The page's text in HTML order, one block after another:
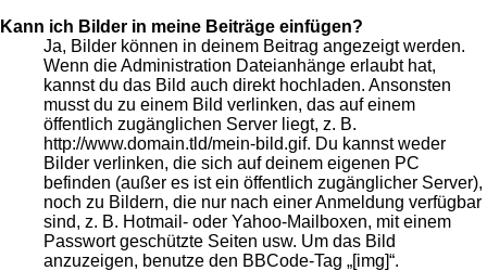
Kann ich Bilder in meine Beiträge einfügen?
Ja, Bilder können in deinem Beitrag angezeigt werden.
Wenn die Administration Dateianhänge erlaubt hat,
kannst du das Bild auch direkt hochladen. Ansonsten
musst du zu einem Bild verlinken, das auf einem
öffentlich zugänglichen Server liegt, z. B.
http://www.domain.tld/mein-bild.gif. Du kannst weder
Bilder verlinken, die sich auf deinem eigenen PC
befinden (außer es ist ein öffentlich zugänglicher Server),
noch zu Bildern, die nur nach einer Anmeldung verfügbar
sind, z. B. Hotmail- oder Yahoo-Mailboxen, mit einem
Passwort geschützte Seiten usw. Um das Bild
anzuzeigen, benutze den BBCode-Tag „[img]“.